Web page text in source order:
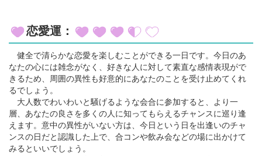
恋愛運：
健全で清らかな恋愛を楽しむことができる一日です。今日のあ
なたの心には雑念がなく、好きな人に対して素直な感情表現がで
きるため、周囲の異性も好意的にあなたのことを受け止めてくれ
るでしょう。
大人数でわいわいと騒げるような会合に参加すると、より一
層、あなたの良さを多くの人に知ってもらえるチャンスに巡り逢
えます。意中の異性がいない方は、今日という日を出逢いのチャ
ンスの日だと認識した上で、合コンや飲み会などの場に出かけて
みるといいでしょう。